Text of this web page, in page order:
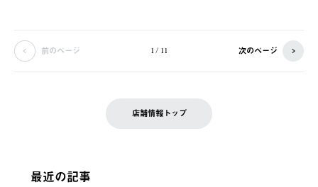
前のページ 1 / 11 次のページ
店舗情報トップ
最近の記事